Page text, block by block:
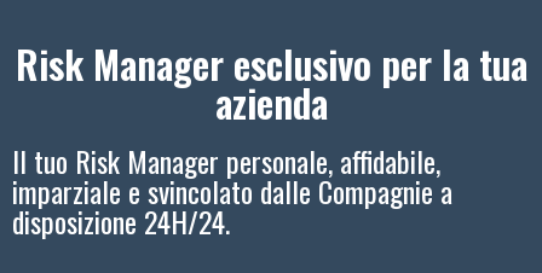
Risk Manager esclusivo per la tua
azienda
Il tuo Risk Manager personale, affidabile,
imparziale e svincolato dalle Compagnie a
disposizione 24H/24.